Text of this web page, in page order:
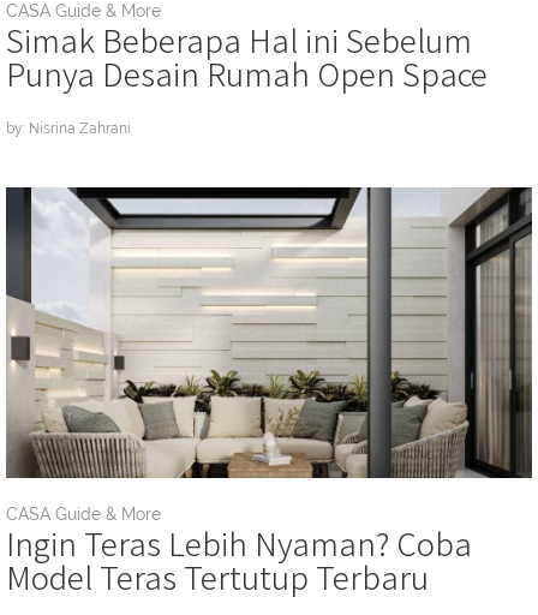
CASA Guide & More
Simak Beberapa Hal ini Sebelum
Punya Desain Rumah Open Space
by: Nisrina Zahrani
CASA Guide & More
Ingin Teras Lebih Nyaman? Coba
Model Teras Tertutup Terbaru